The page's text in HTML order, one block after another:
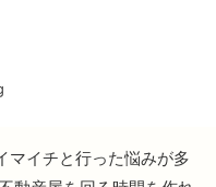
マイチと行った悩みが多